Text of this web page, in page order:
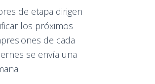
de etapa dirigen
los próximos
de cada
se envía una